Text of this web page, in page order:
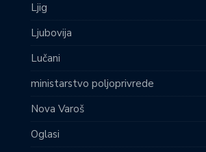
Ljig
Ljubovija
Lučani
ministarstvo poljoprivrede
Nova Varoš
Oglasi